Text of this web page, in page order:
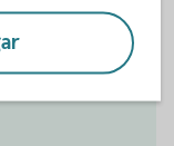
till pensionen.